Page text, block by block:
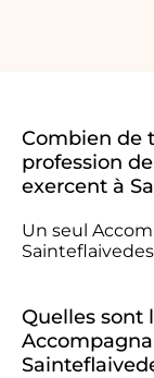
Combien de
profession
exercent à
Un seul
Quelles sont